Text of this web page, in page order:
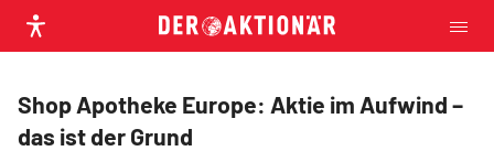
Shop Apotheke Europe: Aktie im Aufwind –
das ist der Grund